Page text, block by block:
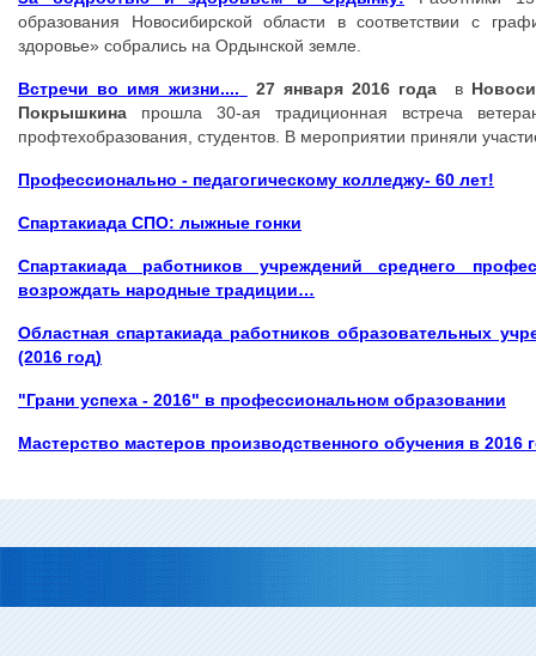
образования Новосибирской области в соответствии с
здоровье» собрались на Ордынской земле.
Встречи во имя жизни.... 27 января 2016 года в
Покрышкина прошла 30-ая традиционная встреча
профтехобразования, студентов. В мероприятии приняли
Профессионально - педагогическому колледжу- 60 лет!
Спартакиада СПО: лыжные гонки
Спартакиада работников учреждений среднего
возрождать народные традиции…
Областная спартакиада работников образовательных
(2016 год)
"Грани успеха - 2016" в профессиональном образовании
Мастерство мастеров производственного обучения в 2016